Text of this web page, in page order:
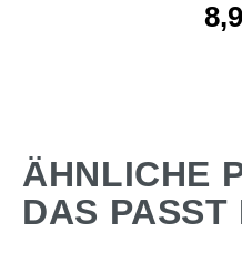
ÄHNLICHE
DAS PASST